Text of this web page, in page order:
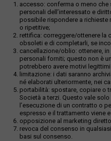
accesso: conferma o meno
personali dell’interessato e
possibile rispondere a
o ripetitive;
rettifica: correggere/ottenere la
obsoleti e di completarli, se
cancellazione/oblio: ottenere,
personali forniti; questo non è
potrebbero avere motivi
limitazione: i dati saranno
né elaborati ulteriormente, nei
portabilità: spostare, copiare o
Società a terzi. Questo vale
l’esecuzione di un contratto o
espresso e il trattamento viene
opposizione al marketing
revoca del consenso in
basi sul consenso.